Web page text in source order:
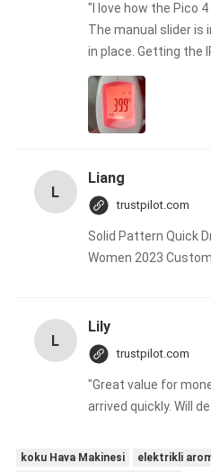
"I love how the Pico
The manual slider is
in place. Getting the
L
Liang
trustpilot.com
Solid Pattern Quick
Women 2023
L
Lily
trustpilot.com
"Great value for
arrived quickly. Will
koku Hava Makinesi
elektrikli